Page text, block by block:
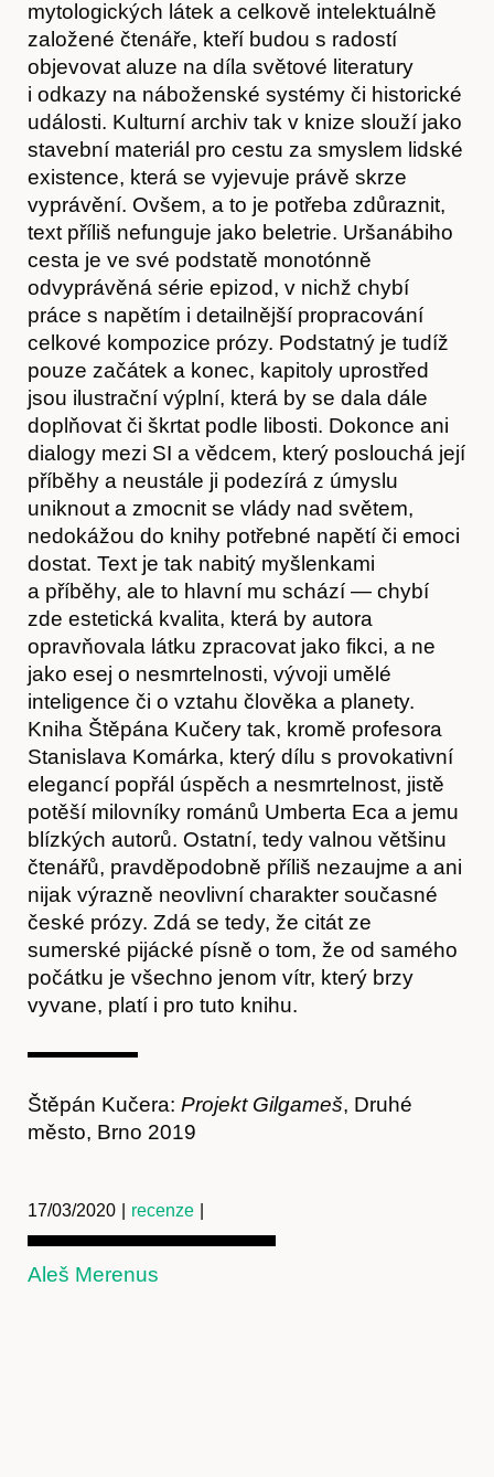
Akce
O nás
Obchod
Kontakt
mytologických látek a celkově intelektuálně
založené čtenáře, kteří budou s radostí
objevovat aluze na díla světové literatury
i odkazy na náboženské systémy či historické
události. Kulturní archiv tak v knize slouží jako
stavební materiál pro cestu za smyslem lidské
existence, která se vyjevuje právě skrze
vyprávění. Ovšem, a to je potřeba zdůraznit,
text příliš nefunguje jako beletrie. Uršanábiho
cesta je ve své podstatě monotónně
odvyprávěná série epizod, v nichž chybí
práce s napětím i detailnější propracování
celkové kompozice prózy. Podstatný je tudíž
pouze začátek a konec, kapitoly uprostřed
jsou ilustrační výplní, která by se dala dále
doplňovat či škrtat podle libosti. Dokonce ani
dialogy mezi SI a vědcem, který poslouchá její
příběhy a neustále ji podezírá z úmyslu
uniknout a zmocnit se vlády nad světem,
nedokážou do knihy potřebné napětí či emoci
dostat. Text je tak nabitý myšlenkami
a příběhy, ale to hlavní mu schází — chybí
zde estetická kvalita, která by autora
opravňovala látku zpracovat jako fikci, a ne
jako esej o nesmrtelnosti, vývoji umělé
inteligence či o vztahu člověka a planety.
Kniha Štěpána Kučery tak, kromě profesora
Stanislava Komárka, který dílu s provokativní
elegancí popřál úspěch a nesmrtelnost, jistě
potěší milovníky románů Umberta Eca a jemu
blízkých autorů. Ostatní, tedy valnou většinu
čtenářů, pravděpodobně příliš nezaujme a ani
nijak výrazně neovlivní charakter současné
české prózy. Zdá se tedy, že citát ze
sumerské pijácké písně o tom, že od samého
počátku je všechno jenom vítr, který brzy
vyvane, platí i pro tuto knihu.
Štěpán Kučera: Projekt Gilgameš, Druhé
město, Brno 2019
17/03/2020 recenze
Aleš Merenus